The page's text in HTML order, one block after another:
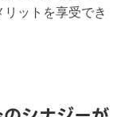
ットを享受でき